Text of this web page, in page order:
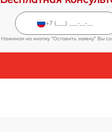
Нажимая на кнопку "Оставить заявку" Вы